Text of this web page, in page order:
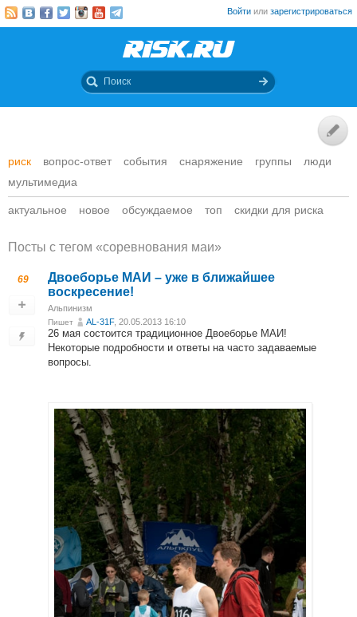
Войти или зарегистрироваться
риск вопрос-ответ события снаряжение группы
люди
мультимедиа
актуальное новое обсуждаемое топ скидки для риска
Посты c тегом «соревнования маи»
69
Двоеборье МАИ – уже в ближайшее
воскресение!
Альпинизм
Пишет AL-31F, 20.05.2013 16:10
26 мая состоится традиционное Двоеборье МАИ!
Некоторые подробности и ответы на часто задаваемые
вопросы.